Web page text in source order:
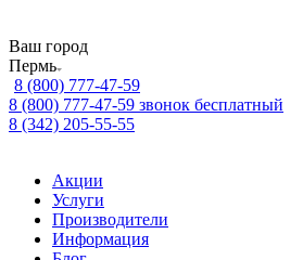
Ваш город
Пермь
8 (800) 777-47-59
8 (800) 777-47-59 звонок бесплатный
8 (342) 205-55-55
Акции
Услуги
Производители
Информация